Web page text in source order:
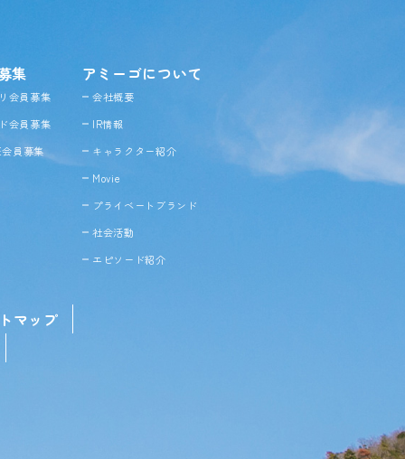
集
会員募集
会員募集
員募集
アミーゴについて
会社概要
IR情報
キャラクター紹介
Movie
プライベートブランド
社会活動
エピソード紹介
マップ